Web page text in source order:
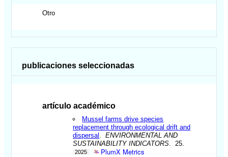
Otro
publicaciones seleccionadas
artículo académico
Mussel farms drive species
replacement through ecological drift and
dispersal
.ENVIRONMENTAL AND
SUSTAINABILITY INDICATORS . 25.
2025 PlumX Metrics